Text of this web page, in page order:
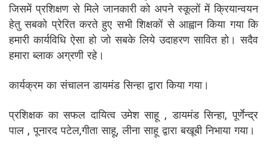
जिसमें प्रशिक्षण से मिले जानकारी को अपने स्कूलों में क्रियान्वयन
हेतु सबको प्रेरित करते हुए सभी शिक्षकों से आह्वान किया गया कि
हमारी कार्यविधि ऐसा हो जो सबके लिये उदाहरण सावित हो। सदैव
हमारा ब्लाक अग्रणी रहे।
कार्यक्रम का संचालन डायमंड सिन्हा द्वारा किया गया।
प्रशिक्षक का सफल दायित्व उमेश साहू , डायमंड सिन्हा, पूर्णेन्द्र
पाल , पूनारद पटेल,गीता साहू, लीना साहू द्वारा बखूबी निभाया गया।